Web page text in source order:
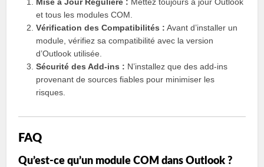
et tous les modules COM.
Vérification des Compatibilités : Avant d’installer un
module, vérifiez sa compatibilité avec la version
d’Outlook utilisée.
Sécurité des Add-ins : N’installez que des add-ins
provenant de sources fiables pour minimiser les
risques.
FAQ
Qu’est-ce qu’un module COM dans Outlook ?